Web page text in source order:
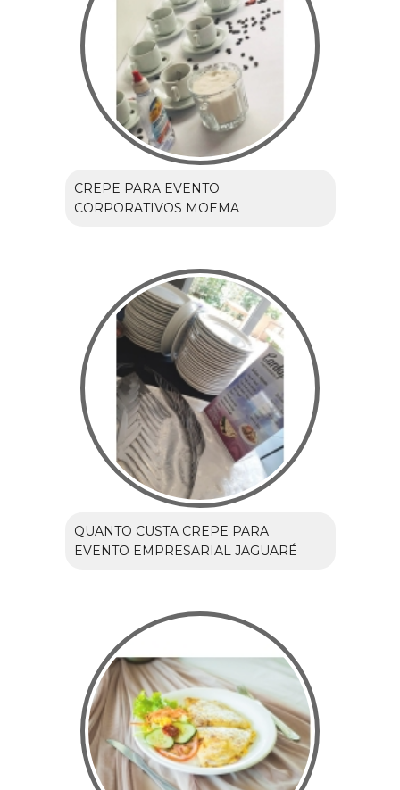
CREPE PARA EVENTO
CORPORATIVOS MOEMA
QUANTO CUSTA CREPE PARA
EVENTO EMPRESARIAL JAGUARÉ